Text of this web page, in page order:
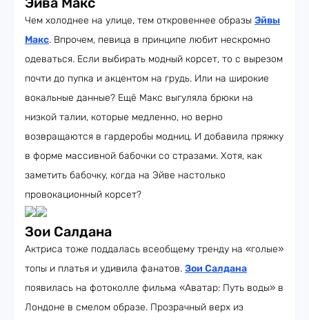
Чем холоднее на улице, тем откровеннее образы Эйвы
Макс. Впрочем, певица в принципе любит нескромно
одеваться. Если выбирать модный корсет, то с вырезом
почти до пупка и акцентом на грудь. Или на широкие
вокальные данные? Ещё Макс выгуляла брюки на
низкой талии, которые медленно, но верно
возвращаются в гардеробы модниц. И добавила пряжку
в форме массивной бабочки со стразами. Хотя, как
заметить бабочку, когда на Эйве настолько
провокационный корсет?
Зои Салдана
Актриса тоже поддалась всеобщему тренду на «голые»
топы и платья и удивила фанатов. Зои Салдана
появилась на фотоколле фильма «Аватар: Путь воды» в
Лондоне в смелом образе. Прозрачный верх из